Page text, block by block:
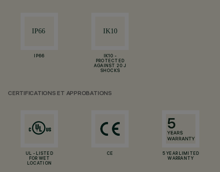
IP66
IK10 -
PROTECTED
AGAINST 20 J
SHOCKS
CERTIFICATIONS ET APPROBATIONS
UL - LISTED
FOR WET
LOCATION
CE
5 YEAR LIMITED
WARRANTY